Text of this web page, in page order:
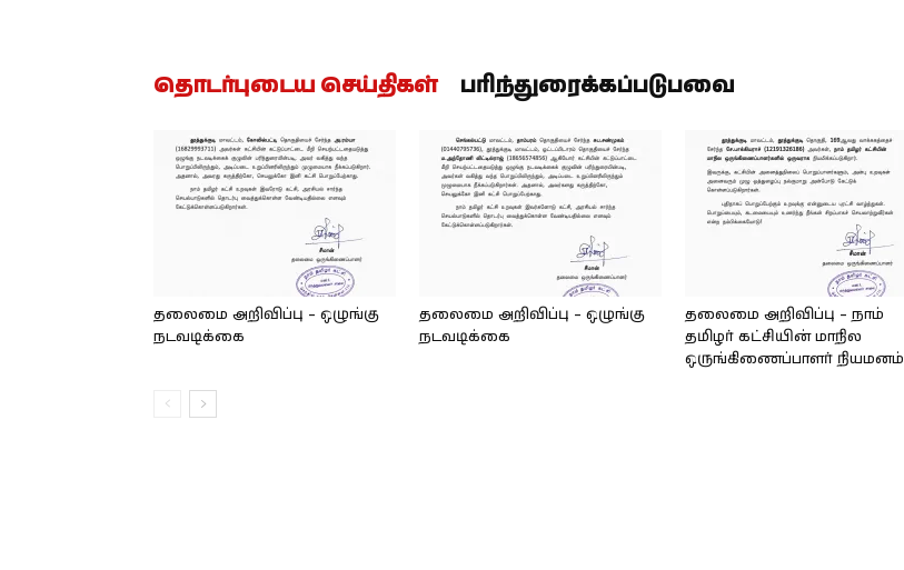
தொடர்புடைய செய்திகள் பரிந்துரைக்கப்படுபவை
தலைமை அறிவிப்பு – ஒழுங்கு
நடவடிக்கை
தலைமை அறிவிப்பு – ஒழுங்கு
நடவடிக்கை
தலைமை அறிவிப்பு – நாம்
தமிழர் கட்சியின் மாநில
ஒருங்கிணைப்பாளர் நியமனம்